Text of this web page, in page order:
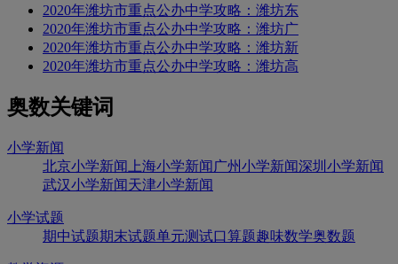
2020年潍坊市重点公办中学攻略：潍坊东
2020年潍坊市重点公办中学攻略：潍坊广
2020年潍坊市重点公办中学攻略：潍坊新
2020年潍坊市重点公办中学攻略：潍坊高
奥数关键词
小学新闻
北京小学新闻
上海小学新闻 广州小学新闻深圳小学新闻
武汉小学新闻 天津小学新闻
小学试题
期中试题期末试题单元测试口算题趣味数学奥数题